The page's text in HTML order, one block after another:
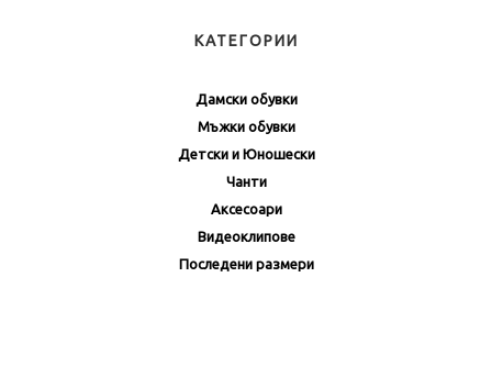
КАТЕГОРИИ
Дамски обувки
Мъжки обувки
Детски и Юношески
Чанти
Аксесоари
Видеоклипове
Последени размери